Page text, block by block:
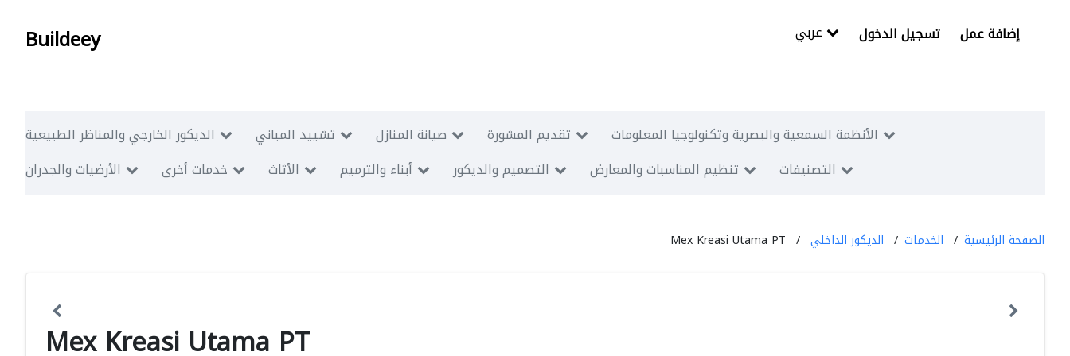
Buildeey تسجيل الدخول إضافة عمل
الديكور الخارجي والمناظر الطبيعية تشييد المباني صيانة المنازل تقديم المشورة
الأنظمة السمعية والبصرية وتكنولوجيا المعلومات
الأرضيات والجدران
خدمات أخرى الأثاث أبناء والترميم التصميم والديكور تنظيم المناسبات والمعارض التصنيفات
الصفحة الرئيسية الخدمات الديكور الداخلي Mex Kreasi Utama PT
Mex Kreasi Utama PT